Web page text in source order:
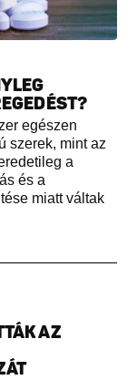
egészen
szerek, mint az
a
és a
miatt váltak
AZ